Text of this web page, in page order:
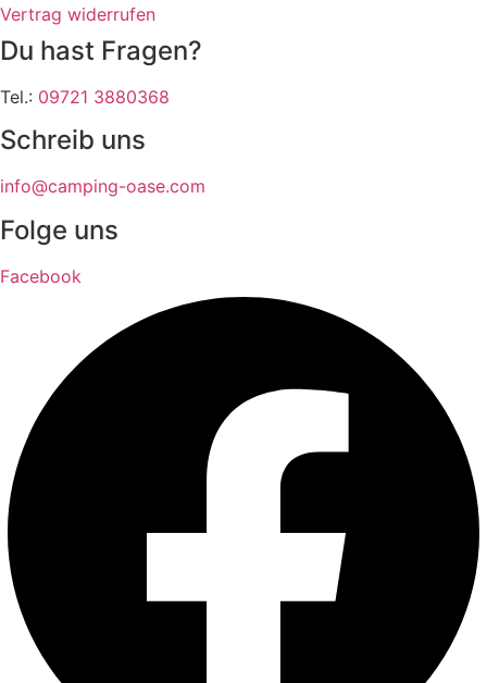
Vertrag widerrufen
Du hast Fragen?
Tel.: 09721 3880368
Schreib uns
info@camping-oase.com
Folge uns
Facebook